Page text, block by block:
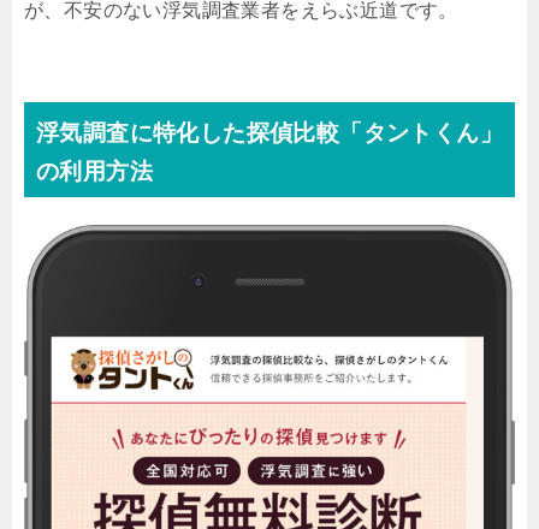
が、不安のない浮気調査業者をえらぶ近道です。
浮気調査に特化した探偵比較「タントくん」
の利用方法